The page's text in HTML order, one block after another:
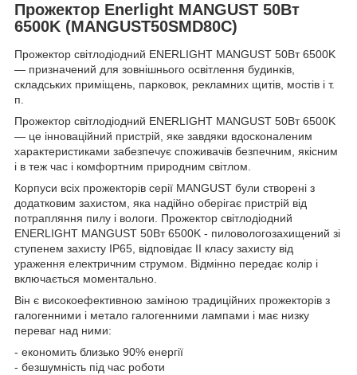
Прожектор Enerlight MANGUST 50Вт
6500K (MANGUST50SMD80С)
Прожектор світлодіодний ENERLIGHT MANGUST 50Вт 6500K
— призначений для зовнішнього освітлення будинків,
складських приміщень, парковок, рекламних щитів, мостів і т.
п.
Прожектор світлодіодний ENERLIGHT MANGUST 50Вт 6500K
— це інноваційний пристрій, яке завдяки вдосконаленим
характеристиками забезпечує споживачів безпечним, якісним
і в теж час і комфортним природним світлом.
Корпуси всіх прожекторів серії MANGUST були створені з
додатковим захистом, яка надійно оберігає пристрій від
потрапляння пилу і вологи. Прожектор світлодіодний
ENERLIGHT MANGUST 50Вт 6500K - пиловологозахищений зі
ступенем захисту IP65, відповідає II класу захисту від
ураження електричним струмом. Відмінно передає колір і
включається моментально.
Він є високоефективною заміною традиційних прожекторів з
галогенними і метало галогенними лампами і має низку
переваг над ними:
- економить близько 90% енергії
- безшумність під час роботи